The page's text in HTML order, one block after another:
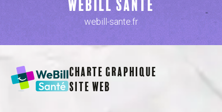
WeBill Santé
webill-sante.fr
Charte Graphique
Site web